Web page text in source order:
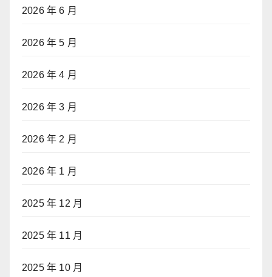
2026 年 6 月
2026 年 5 月
2026 年 4 月
2026 年 3 月
2026 年 2 月
2026 年 1 月
2025 年 12 月
2025 年 11 月
2025 年 10 月